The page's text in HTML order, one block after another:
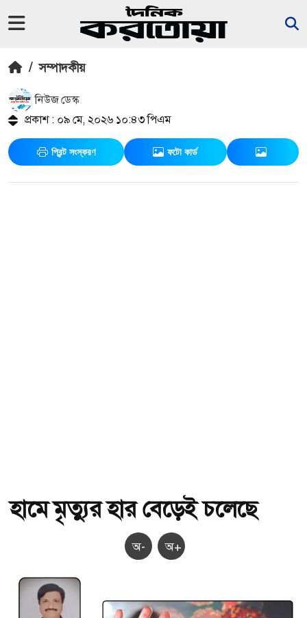
/ সম্পাদকীয়
নিউজ ডেস্ক
প্রকাশ : ০৯ মে, ২০২৬ ১০:৪৩ পিএম
প্রিন্ট সংস্করণ ফটো কার্ড
হামে মৃত্যুর হার বেড়েই চলেছে
অ- অ+